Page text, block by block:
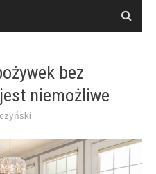
bez
niemożliwe